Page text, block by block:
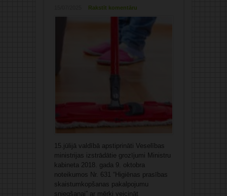
Rakstīt komentāru
15.jūlijā valdībā apstiprināti Veselības
ministrijas izstrādātie grozījumi Ministru
kabineta 2018. gada 9. oktobra
noteikumos Nr. 631 “Higiēnas prasības
skaistumkopšanas pakalpojumu
sniegšanai” ar mērķi veicināt